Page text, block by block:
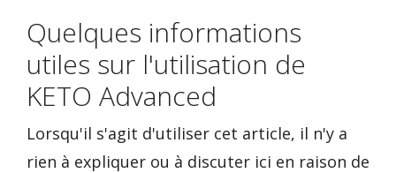
Quelques informations
utiles sur l'utilisation de
KETO Advanced
Lorsqu'il s'agit d'utiliser cet article, il n'y a
rien à expliquer ou à discuter ici en raison de